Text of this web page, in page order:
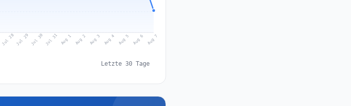
Jul 28Jul 29 Jul 30 Jul 31 Aug 1 Aug 2 Aug 3 Aug 4 Aug 5 Aug 6 Aug 7
Letzte 30 Tage